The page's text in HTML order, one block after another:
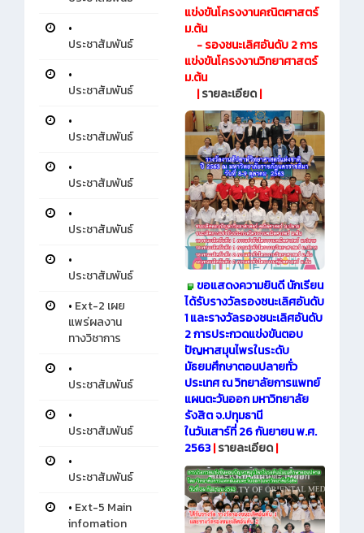
•
ประชาสัมพันธ์
•
ประชาสัมพันธ์
•
ประชาสัมพันธ์
•
ประชาสัมพันธ์
•
ประชาสัมพันธ์
•
ประชาสัมพันธ์
• Ext-2 เผย
แพร่ผลงาน
ทางวิชาการ
•
ประชาสัมพันธ์
•
ประชาสัมพันธ์
•
ประชาสัมพันธ์
• Ext-5 Main
infomation
แข่งขันโครงงานคณิตศาสตร์
ม.ต้น
- รองชนะเลิศอันดับ 2 การ
แข่งขันโครงงานวิทยาศาสตร์
ม.ต้น
|รายละเอียด|
ขอแสดงความยินดี นักเรียน
ได้รับรางวัลรองชนะเลิศอันดับ
1 และรางวัลรองชนะเลิศอันดับ
2 การประกวดแข่งขันตอบ
ปัญหาสมุนไพรในระดับ
มัธยมศึกษาตอนปลายทั่ว
ประเทศ ณ วิทยาลัยการแพทย์
แผนตะวันออก มหาวิทยาลัย
รังสิต จ.ปทุมธานี
ในวันเสาร์ที่ 26 กันยายน พ.ศ.
2563|รายละเอียด|